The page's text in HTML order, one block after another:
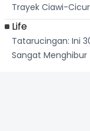
Trayek Ciawi-
Life
Tatarucingan: Ini
Sangat Menghibur